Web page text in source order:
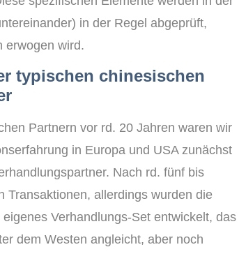
in der Regel abgeprüft,
erwogen wird.
typischen chinesischen
Partnern vor rd. 20 Jahren waren wir
in Europa und USA zunächst
Nach rd. fünf bis
Transaktionen, allerdings wurden die
Verhandlungs-Set entwickelt, das
dem Westen angleicht, aber noch